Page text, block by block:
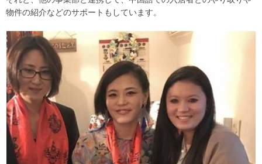
物件の紹介などのサポートもしています。